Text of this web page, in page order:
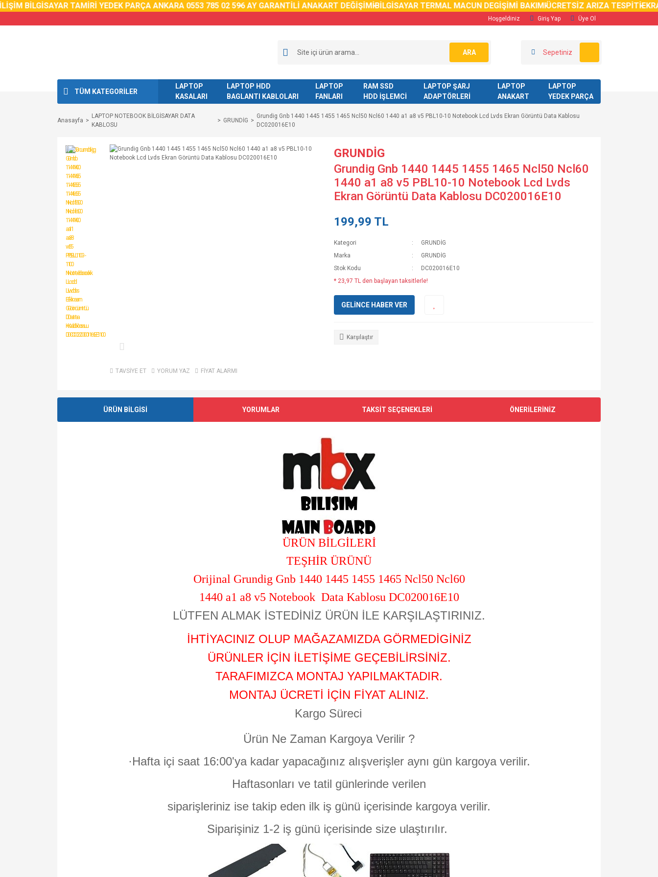
BİLGİSAYAR TAMİRİ YEDEK PARÇA ANKARA 0553 785 02 596 AY GARANTİLİ ANAKART DEĞİŞİMİBİLGİSAYAR TERMAL MACUN DEGİŞİMİ BAKIMIÜCRETSİZ ARIZA TESPİTİEKRAN
Hoşgeldiniz Giriş Yap Üye Ol
ARA Sepetiniz
TÜM KATEGORİLER
LAPTOP
KASALARI
LAPTOP HDD
BAGLANTI KABLOLARI
LAPTOP
FANLARI
RAM SSD
HDD İŞLEMCİ
LAPTOP ŞARJ
ADAPTÖRLERİ
LAPTOP
ANAKART
LAPTOP
YEDEK PARÇA
Anasayfa
LAPTOP NOTEBOOK BİLGİSAYAR DATA
KABLOSU
GRUNDİG
Grundig Gnb 1440 1445 1455 1465 Ncl50 Ncl60 1440 a1 a8 v5 PBL10-10 Notebook Lcd Lvds Ekran Görüntü Data Kablosu
DC020016E10
TAVSİYE ET YORUM YAZ FİYAT ALARMI
GRUNDİG
Grundig Gnb 1440 1445 1455 1465 Ncl50 Ncl60
1440 a1 a8 v5 PBL10-10 Notebook Lcd Lvds
Ekran Görüntü Data Kablosu DC020016E10
199,99 TL
Kategori
GRUNDİG
Marka
GRUNDİG
Stok Kodu
DC020016E10
* 23,97 TL den başlayan taksitlerle!
GELİNCE HABER VER
Karşılaştır
ÜRÜN BİLGİSİ YORUMLAR TAKSİT SEÇENEKLERİ ÖNERİLERİNİZ
ÜRÜN BİLGİLERİ
TEŞHİR ÜRÜNÜ
Orijinal Grundig Gnb 1440 1445 1455 1465 Ncl50 Ncl60
1440 a1 a8 v5 Notebook Data Kablosu DC020016E10
LÜTFEN ALMAK İSTEDİNİZ ÜRÜN İLE KARŞILAŞTIRINIZ.
İHTİYACINIZ OLUP MAĞAZAMIZDA GÖRMEDİGİNİZ
ÜRÜNLER İÇİN İLETİŞİME GEÇEBİLİRSİNİZ.
TARAFIMIZCA MONTAJ YAPILMAKTADIR.
MONTAJ ÜCRETİ İÇİN FİYAT ALINIZ.
Kargo Süreci
Ürün Ne Zaman Kargoya Verilir ?
·Hafta içi saat 16:00'ya kadar yapacağınız alışverişler aynı gün kargoya verilir.
Haftasonları ve tatil günlerinde verilen
siparişleriniz ise takip eden ilk iş günü içerisinde kargoya verilir.
Siparişiniz 1-2 iş günü içerisinde size ulaştırılır.